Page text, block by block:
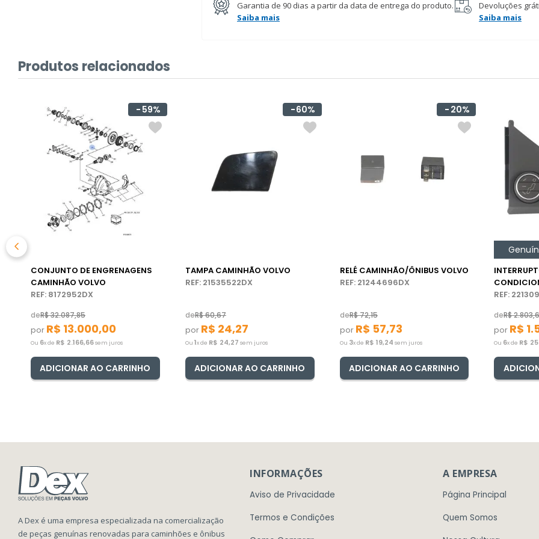
Garantia de 90 dias a partir da data de entrega do produto.
Saiba mais
Devoluções
Saiba mais
Produtos relacionados
59%
CONJUNTO DE ENGRENAGENS
CAMINHÃO VOLVO
REF: 8172952DX
deR$32.087,85
por R$ 13.000,00
Ou 6x de R$ 2.166,66sem juros
ADICIONAR AO CARRINHO
60%
TAMPA CAMINHÃO VOLVO
REF: 21535522DX
deR$60,67
por R$ 24,27
Ou 1x de R$ 24,27 sem juros
ADICIONAR AO CARRINHO
20%
RELÉ CAMINHÃO/ÔNIBUS VOLVO
REF: 21244696DX
deR$72,15
por R$ 57,73
Ou 3x de R$ 19,24 sem juros
ADICIONAR AO CARRINHO
VOLVO FH
REF:
deR$2.803,
por R$ 1.
Ou 6x de R$
A Dex é uma empresa especializada na comercialização
de peças genuínas renovadas para caminhões e ônibus
INFORMAÇÕES
Aviso de Privacidade
Termos e Condições
A EMPRESA
Página Principal
Quem Somos